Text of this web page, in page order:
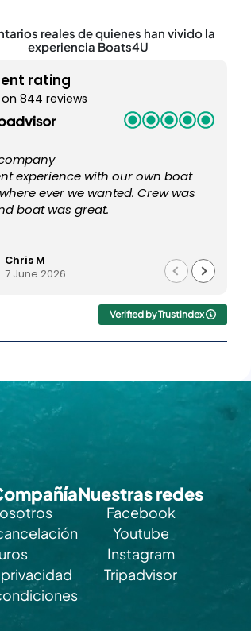
reales de quienes han vivido la
experiencia Boats4U
rating
844 reviews
experience with our own boat
ever we wanted. Crew was
boat was great.
Chris M
7 June 2026
Verified by Trustindex
Nuestras redes
Facebook
Youtube
Instagram
Tripadvisor